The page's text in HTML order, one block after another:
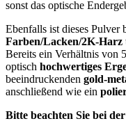
sonst das optische
Ebenfalls ist dieses Pulver
Farben/Lacken/2K-
Bereits ein Verhältnis von
optisch hochwertiges
beeindruckenden gold-
anschließend wie ein
Bitte beachten Sie bei